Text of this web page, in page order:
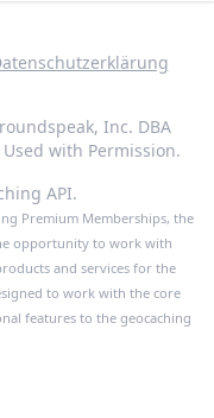
Inc. DBA
with Permission.
API.
Premium Memberships, the
opportunity to work with
and services for the
to work with the core
features to the geocaching